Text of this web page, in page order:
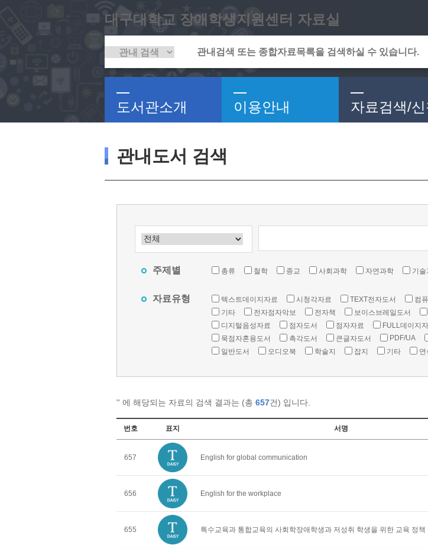
대구대학교 장애학생지원센터 자료실
도서관소개 이용안내 자료검색/신
관내도서 검색
주제별 총류 철학 종교 사회과학 자연과학 기술
자료유형 텍스트데이지자료 시청각자료 TEXT전자도서 컴
기타
전자점자악보 전자책 보이스브레일도서
디지털음성자료
점자도서 점자자료 FULL데이지
묵점자혼용도서
촉각도서 큰글자도서 PDF/UA
일반도서
오디오북 학술지 잡지 기타 연
'' 에 해당되는 자료의 검색 결과는 (총 657건) 입니다.
번호 표지 서명
657 English for global communication
656 English for the workplace
655 특수교육과 통합교육의 사회학장애학생과 저성취 학생을 위한 교육 정책